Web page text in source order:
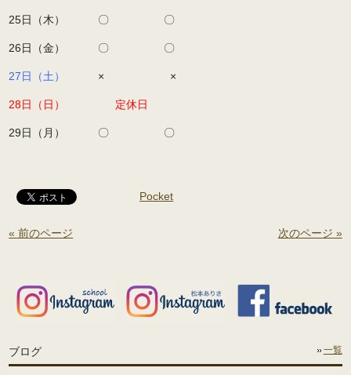
25日（木） 〇 〇
26日（金） 〇 〇
27日（土） × ×
28日（日） 定休日
29日（月） 〇 〇
Pocket
« 前のページ 次のページ »
ブログ 一覧